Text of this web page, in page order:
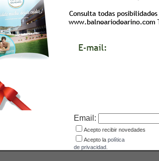
Email:
Acepto recibir novedades
Acepto la política
de privacidad.